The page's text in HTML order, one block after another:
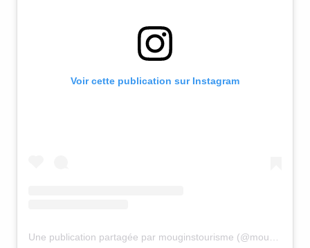
Voir cette publication sur Instagram
Une publication partagée par mouginstourisme (@mouginstourisme)